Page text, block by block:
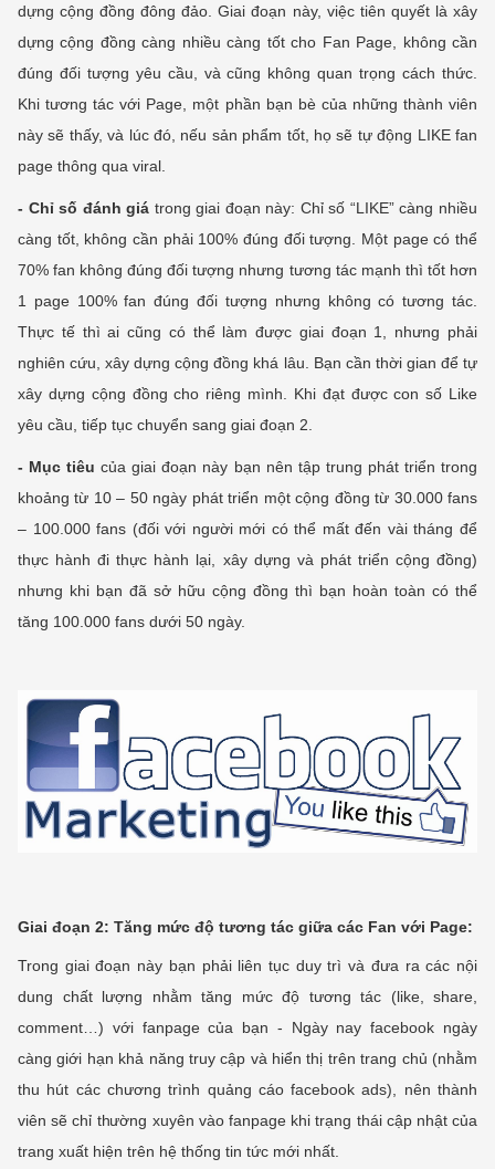
dựng cộng đồng đông đảo. Giai đoạn này, việc tiên quyết là xây
dựng cộng đồng càng nhiều càng tốt cho Fan Page, không cần
đúng đối tượng yêu cầu, và cũng không quan trọng cách thức.
Khi tương tác với Page, một phần bạn bè của những thành viên
này sẽ thấy, và lúc đó, nếu sản phẩm tốt, họ sẽ tự động LIKE fan
page thông qua viral.
- Chỉ số đánh giá trong giai đoạn này: Chỉ số “LIKE” càng nhiều
càng tốt, không cần phải 100% đúng đối tượng. Một page có thể
70% fan không đúng đối tượng nhưng tương tác mạnh thì tốt hơn
1 page 100% fan đúng đối tượng nhưng không có tương tác.
Thực tế thì ai cũng có thể làm được giai đoạn 1, nhưng phải
nghiên cứu, xây dựng cộng đồng khá lâu. Bạn cần thời gian để tự
xây dựng cộng đồng cho riêng mình. Khi đạt được con số Like
yêu cầu, tiếp tục chuyển sang giai đoạn 2.
- Mục tiêucủa giai đoạn này bạn nên tập trung phát triển trong
khoảng từ 10 – 50 ngày phát triển một cộng đồng từ 30.000 fans
– 100.000 fans (đối với người mới có thể mất đến vài tháng để
thực hành đi thực hành lại, xây dựng và phát triển cộng đồng)
nhưng khi bạn đã sở hữu cộng đồng thì bạn hoàn toàn có thể
tăng 100.000 fans dưới 50 ngày.
Giai đoạn 2: Tăng mức độ tương tác giữa các Fan với Page:
Trong giai đoạn này bạn phải liên tục duy trì và đưa ra các nội
dung chất lượng nhằm tăng mức độ tương tác (like, share,
comment…) với fanpage của bạn - Ngày nay facebook ngày
càng giới hạn khả năng truy cập và hiển thị trên trang chủ (nhằm
thu hút các chương trình quảng cáo facebook ads), nên thành
viên sẽ chỉ thường xuyên vào fanpage khi trạng thái cập nhật của
trang xuất hiện trên hệ thống tin tức mới nhất.